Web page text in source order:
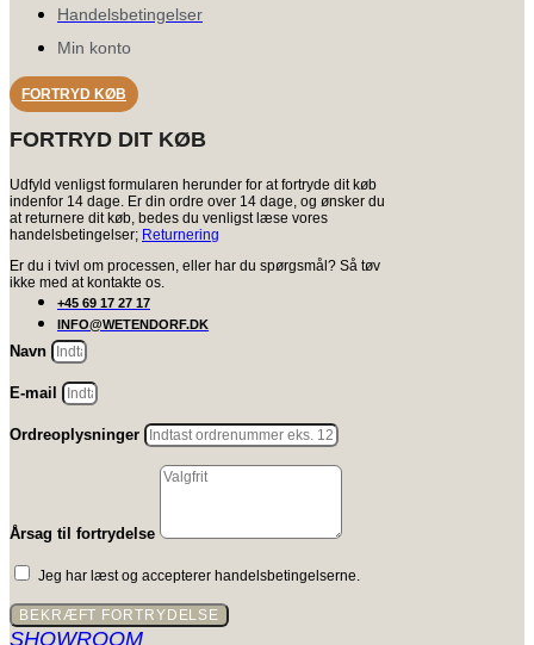
Handelsbetingelser
Min konto
FORTRYD KØB
FORTRYD DIT KØB
Udfyld venligst formularen herunder for at fortryde dit køb
indenfor 14 dage. Er din ordre over 14 dage, og ønsker du
at returnere dit køb, bedes du venligst læse vores
handelsbetingelser; Returnering
Er du i tvivl om processen, eller har du spørgsmål? Så tøv
ikke med at kontakte os.
+45 69 17 27 17
INFO@WETENDORF.DK
Navn
E-mail
Ordreoplysninger
Årsag til fortrydelse
Jeg har læst og accepterer handelsbetingelserne.
BEKRÆFT FORTRYDELSE
SHOWROOM